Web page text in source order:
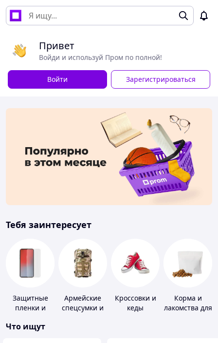
Привет
Войди и используй Пром по полной!
Войти Зарегистрироваться
Тебя заинтересует
Защитные
пленки и
портативных
Армейские
спецсумки и
Кроссовки и
кеды
Корма и
лакомства для
Что ищут